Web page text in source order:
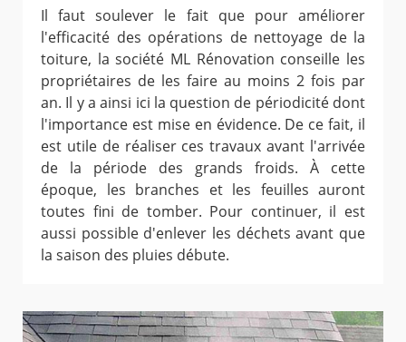
Il faut soulever le fait que pour améliorer
l'efficacité des opérations de nettoyage de la
toiture, la société ML Rénovation conseille les
propriétaires de les faire au moins 2 fois par
an. Il y a ainsi ici la question de périodicité dont
l'importance est mise en évidence. De ce fait, il
est utile de réaliser ces travaux avant l'arrivée
de la période des grands froids. À cette
époque, les branches et les feuilles auront
toutes fini de tomber. Pour continuer, il est
aussi possible d'enlever les déchets avant que
la saison des pluies débute.